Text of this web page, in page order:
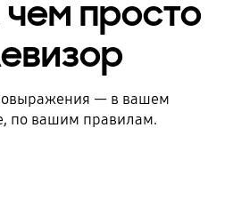
просто
— в вашем
по вашим правилам.